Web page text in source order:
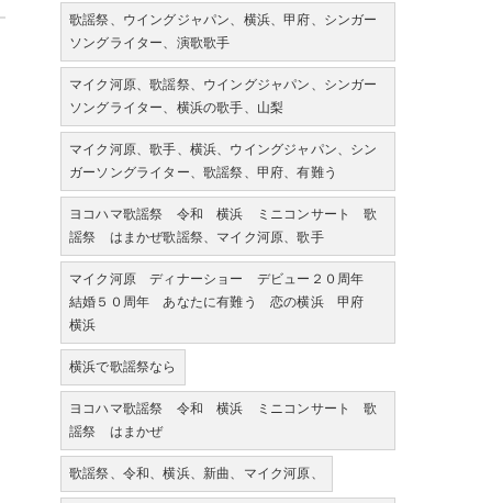
歌謡祭、ウイングジャパン、横浜、甲府、シンガー
ソングライター、演歌歌手
マイク河原、歌謡祭、ウイングジャパン、シンガー
ソングライター、横浜の歌手、山梨
マイク河原、歌手、横浜、ウイングジャパン、シン
ガーソングライター、歌謡祭、甲府、有難う
ヨコハマ歌謡祭 令和 横浜 ミニコンサート 歌
謡祭 はまかぜ歌謡祭、マイク河原、歌手
マイク河原 ディナーショー デビュー２０周年
結婚５０周年 あなたに有難う 恋の横浜 甲府
横浜
横浜で歌謡祭なら
ヨコハマ歌謡祭 令和 横浜 ミニコンサート 歌
謡祭 はまかぜ
歌謡祭、令和、横浜、新曲、マイク河原、